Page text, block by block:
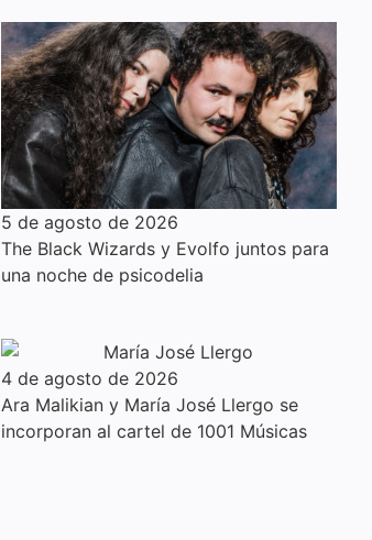
5 de agosto de 2026
The Black Wizards y Evolfo juntos para
una noche de psicodelia
4 de agosto de 2026
Ara Malikian y María José Llergo se
incorporan al cartel de 1001 Músicas